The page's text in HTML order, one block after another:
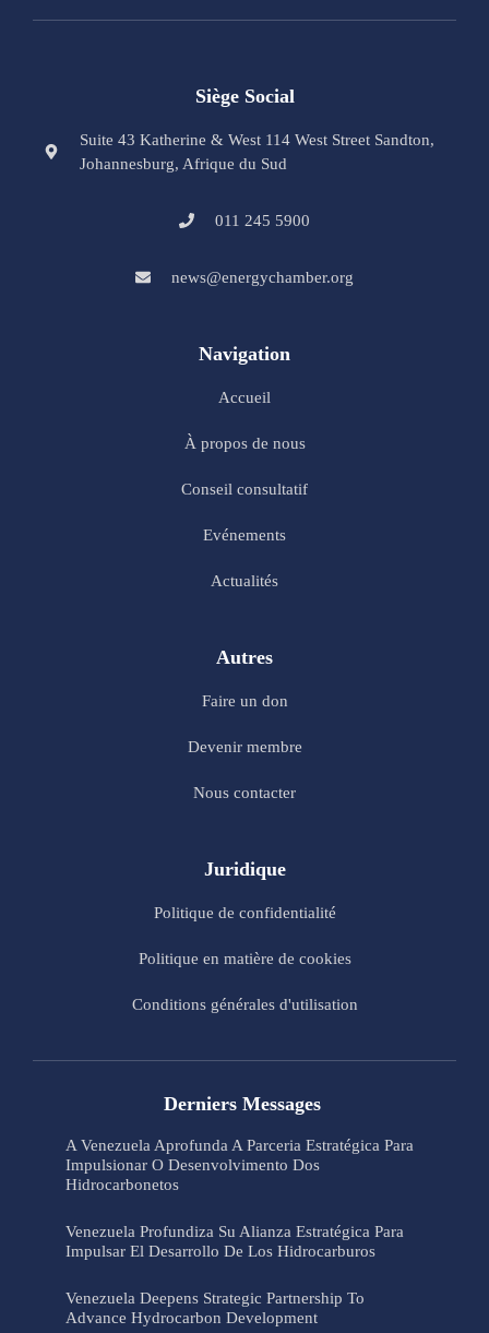
Siège Social
Suite 43 Katherine & West 114 West Street Sandton,
Johannesburg, Afrique du Sud
011 245 5900
news@energychamber.org
Navigation
Accueil
À propos de nous
Conseil consultatif
Evénements
Actualités
Autres
Faire un don
Devenir membre
Nous contacter
Juridique
Politique de confidentialité
Politique en matière de cookies
Conditions générales d'utilisation
Derniers Messages
A Venezuela Aprofunda A Parceria Estratégica Para
Impulsionar O Desenvolvimento Dos
Hidrocarbonetos
Venezuela Profundiza Su Alianza Estratégica Para
Impulsar El Desarrollo De Los Hidrocarburos
Venezuela Deepens Strategic Partnership To
Advance Hydrocarbon Development